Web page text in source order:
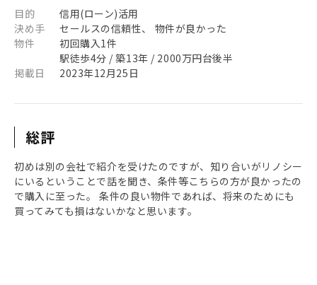
目的
信用(ローン)活用
決め手
セールスの信頼性、 物件が良かった
物件
初回購入1件
駅徒歩4分 / 築13年 / 2000万円台後半
掲載日
2023年12月25日
総評
初めは別の会社で紹介を受けたのですが、知り合いがリノシー
にいるということで話を聞き、条件等こちらの方が良かったの
で購入に至った。 条件の良い物件であれば、将来のためにも
買ってみても損はないかなと思います。